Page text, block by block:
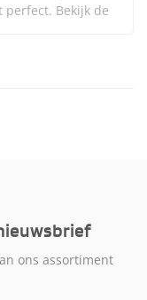
perfect. Bekijk de
ons assortiment